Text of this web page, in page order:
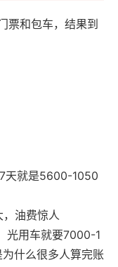
票和包车，结果到
天就是5600-1050
油费惊人
光用车就要7000-1
什么很多人算完账